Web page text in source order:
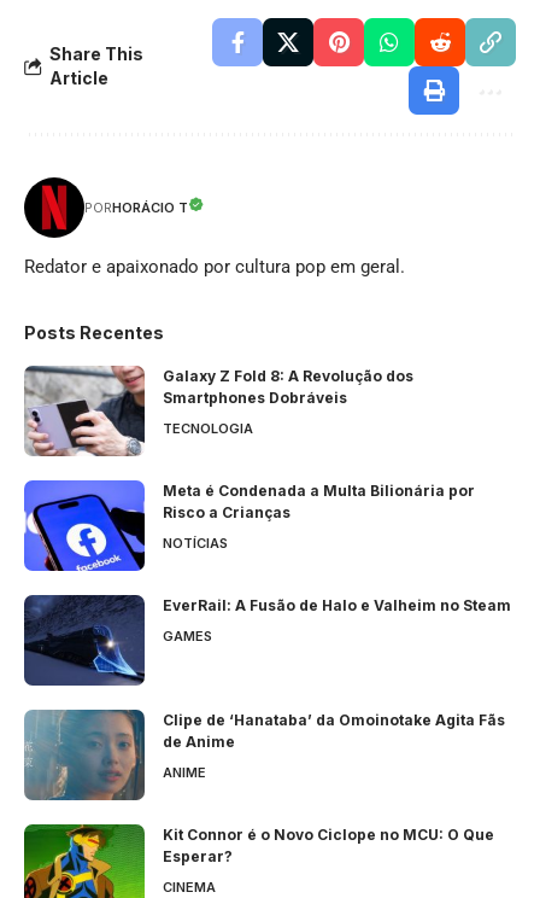
Share This
Article
PORHORÁCIO T
Redator e apaixonado por cultura pop em geral.
Posts Recentes
Galaxy Z Fold 8: A Revolução dos
Smartphones Dobráveis
TECNOLOGIA
Meta é Condenada a Multa Bilionária por
Risco a Crianças
NOTÍCIAS
EverRail: A Fusão de Halo e Valheim no Steam
GAMES
Clipe de ‘Hanataba’ da Omoinotake Agita Fãs
de Anime
ANIME
Kit Connor é o Novo Ciclope no MCU: O Que
Esperar?
CINEMA